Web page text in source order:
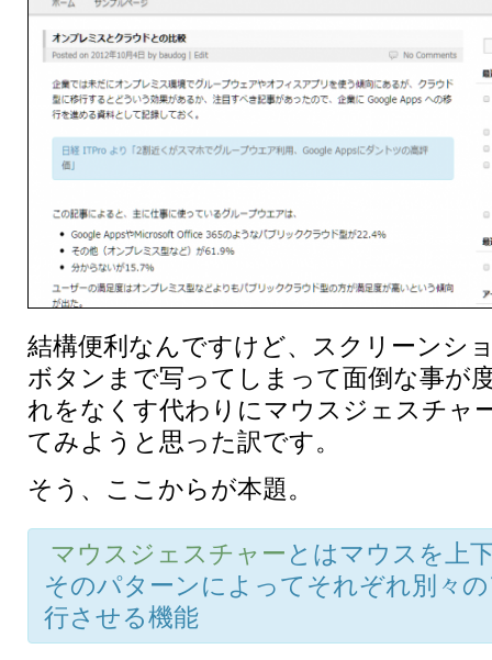
結構便利なんですけど、スクリーンシ
ボタンまで写ってしまって面倒な事が
れをなくす代わりにマウスジェスチャ
てみようと思った訳です。
そう、ここからが本題。
マウスジェスチャー とはマウスを上
そのパターンによってそれぞれ別々
行させる機能